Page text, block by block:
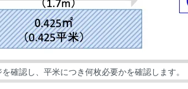
確認し、平米につき何枚必要かを確認します。